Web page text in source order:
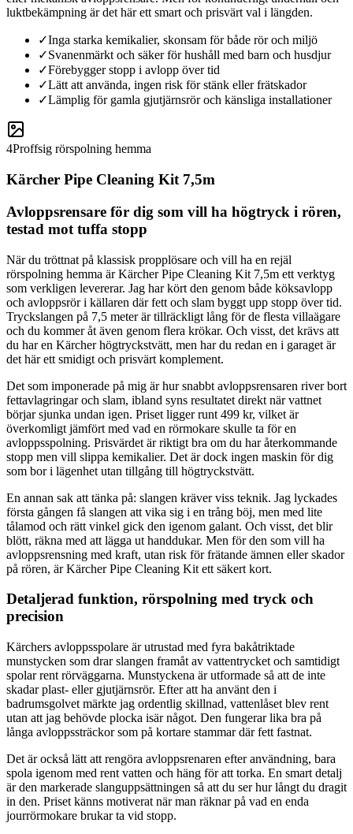
luktbekämpning är det här ett smart och prisvärt val i längden.
✓Inga starka kemikalier, skonsam för både rör och miljö
✓Svanenmärkt och säker för hushåll med barn och husdjur
✓Förebygger stopp i avlopp över tid
✓Lätt att använda, ingen risk för stänk eller frätskador
✓Lämplig för gamla gjutjärnsrör och känsliga installationer
4Proffsig rörspolning hemma
Kärcher Pipe Cleaning Kit 7,5m
Avloppsrensare för dig som vill ha högtryck i rören,
testad mot tuffa stopp
När du tröttnat på klassisk propplösare och vill ha en rejäl
rörspolning hemma är Kärcher Pipe Cleaning Kit 7,5m ett verktyg
som verkligen levererar. Jag har kört den genom både köksavlopp
och avloppsrör i källaren där fett och slam byggt upp stopp över tid.
Tryckslangen på 7,5 meter är tillräckligt lång för de flesta villaägare
och du kommer åt även genom flera krökar. Och visst, det krävs att
du har en Kärcher högtryckstvätt, men har du redan en i garaget är
det här ett smidigt och prisvärt komplement.
Det som imponerade på mig är hur snabbt avloppsrensaren river bort
fettavlagringar och slam, ibland syns resultatet direkt när vattnet
börjar sjunka undan igen. Priset ligger runt 499 kr, vilket är
överkomligt jämfört med vad en rörmokare skulle ta för en
avloppsspolning. Prisvärdet är riktigt bra om du har återkommande
stopp men vill slippa kemikalier. Det är dock ingen maskin för dig
som bor i lägenhet utan tillgång till högtryckstvätt.
En annan sak att tänka på: slangen kräver viss teknik. Jag lyckades
första gången få slangen att vika sig i en trång böj, men med lite
tålamod och rätt vinkel gick den igenom galant. Och visst, det blir
blött, räkna med att lägga ut handdukar. Men för den som vill ha
avloppsrensning med kraft, utan risk för frätande ämnen eller skador
på rören, är Kärcher Pipe Cleaning Kit ett säkert kort.
Detaljerad funktion, rörspolning med tryck och
precision
Kärchers avloppsspolare är utrustad med fyra bakåtriktade
munstycken som drar slangen framåt av vattentrycket och samtidigt
spolar rent rörväggarna. Munstyckena är utformade så att de inte
skadar plast- eller gjutjärnsrör. Efter att ha använt den i
badrumsgolvet märkte jag ordentlig skillnad, vattenlåset blev rent
utan att jag behövde plocka isär något. Den fungerar lika bra på
långa avloppssträckor som på kortare stammar där fett fastnat.
Det är också lätt att rengöra avloppsrenaren efter användning, bara
spola igenom med rent vatten och häng för att torka. En smart detalj
är den markerade slanguppsättningen så att du ser hur långt du dragit
in den. Priset känns motiverat när man räknar på vad en enda
jourrörmokare brukar ta vid stopp.